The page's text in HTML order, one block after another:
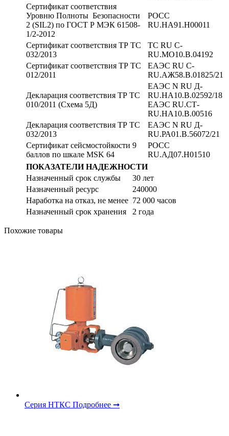
Сертификат соответствия
Уровню Полноты Безопасности
2 (SIL2) по ГОСТ Р МЭК 61508-
1/2-2012
РОСС
RU.HA91.H00011
Сертификат соответствия ТР ТС
032/2013
ТС RU C-
RU.MO10.В.04192
Сертификат соответствия ТР ТС
012/2011
ЕАЭС RU C-
RU.АЖ58.B.01825/21
Декларация соответствия ТР ТС
010/2011 (Схема 5Д)
ЕАЭС N RU Д-
RU.НА10.В.02592/18
ЕАЭС RU.СТ-
RU.НА10.В.00516
Декларация соответствия ТР ТС
032/2013
ЕАЭС N RU Д-
RU.РА01.В.56072/21
Сертификат сейсмостойкости 9
баллов по шкале MSK 64
РОСС
RU.АД07.H01510
ПОКАЗАТЕЛИ НАДЕЖНОСТИ
Назначенный срок службы
30 лет
Назначенный ресурс
240000
Наработка на отказ, не менее 72 000 часов
Назначенный срок хранения
2 года
Похожие товары
Серия НТКС Подробнее ➞